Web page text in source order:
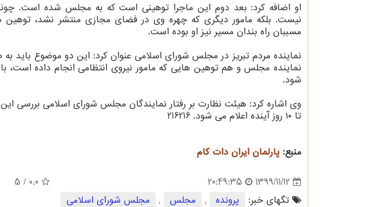
او اضافه کرد: بعد دوم این ماجرا توهینی است که به مجلس شده است.
نیست. بلکه مامور دیگری که چهره وی در فضای مجازی منتشر نشد، توهین
مسببان راه بندان مسیر نیز او بوده است.
نماینده مردم تبریز در مجلس شورای اسلامی عنوان کرد: این دو موضوع
نماینده مجلس و هم توهین هایی که مامور نیروی انتظامی انجام داده است،
شود.
وی اشاره کرد: هیئت نظارت بر رفتار نمایندگان مجلس شورای اسلامی بررسی
تا ۱۰ روز آینده اعلام می شود. 216216
منبع: پارلمان ایران دات كام
1399/11/12
20:49:35
0.0
/ 5
تگهای خبر:
پرونده , مجلس ,
مجلس شورای اسلامی